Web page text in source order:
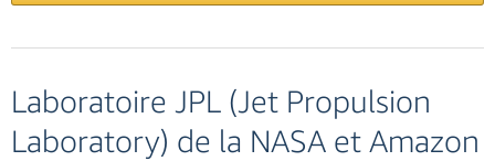
Laboratoire JPL (Jet Propulsion
Laboratory) de la NASA et Amazon